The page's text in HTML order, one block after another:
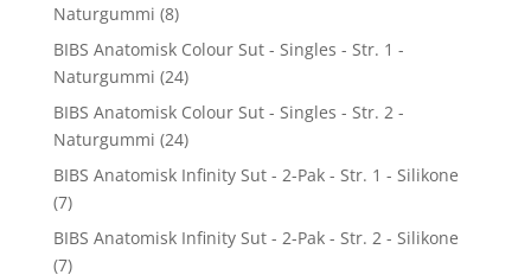
Naturgummi (8)
BIBS Anatomisk Colour Sut - Singles - Str. 1 -
Naturgummi (24)
BIBS Anatomisk Colour Sut - Singles - Str. 2 -
Naturgummi (24)
BIBS Anatomisk Infinity Sut - 2-Pak - Str. 1 - Silikone
(7)
BIBS Anatomisk Infinity Sut - 2-Pak - Str. 2 - Silikone
(7)